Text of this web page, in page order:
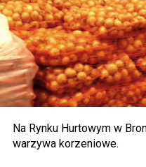
Na Rynku Hurtowym w
warzywa korzeniowe.